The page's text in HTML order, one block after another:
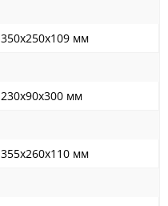
350х250х109 мм
230x90x300 мм
355х260х110 мм